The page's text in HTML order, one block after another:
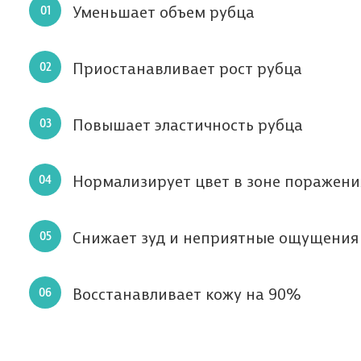
Уменьшает объем рубца
Приостанавливает рост рубца
Повышает эластичность рубца
Нормализирует цвет в зоне
Снижает зуд и неприятные ощущения
Восстанавливает кожу на 90%